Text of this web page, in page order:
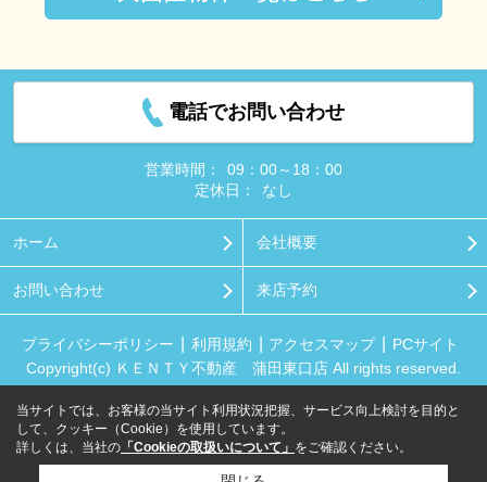
電話でお問い合わせ
営業時間：
09：00～18：00
定休日：
なし
ホーム 会社概要
お問い合わせ 来店予約
プライバシーポリシー 利用規約 アクセスマップ
PCサイト
Copyright(c) ＫＥＮＴＹ不動産 蒲田東口店 All rights reserved.
当サイトでは、お客様の当サイト利用状況把握、サービス向上検討を目的と
して、クッキー（Cookie）を使用しています。
詳しくは、当社の 「Cookieの取扱いについて」 をご確認ください。